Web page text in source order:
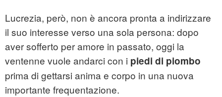
Lucrezia, però, non è ancora pronta a indirizzare
il suo interesse verso una sola persona: dopo
aver sofferto per amore in passato, oggi la
ventenne vuole andarci con i piedi di piombo
prima di gettarsi anima e corpo in una nuova
importante frequentazione.